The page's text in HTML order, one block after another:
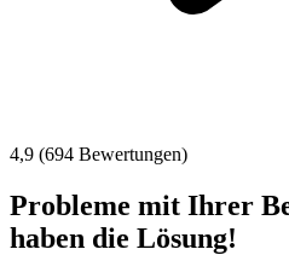
4,9 (694 Bewertungen)
Probleme mit Ihrer
haben die Lösung!